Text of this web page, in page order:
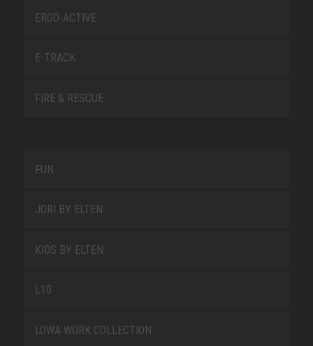
ERGO-ACTIVE
E-TRACK
FIRE & RESCUE
FUN
JORI BY ELTEN
KIDS BY ELTEN
L10
LOWA WORK COLLECTION